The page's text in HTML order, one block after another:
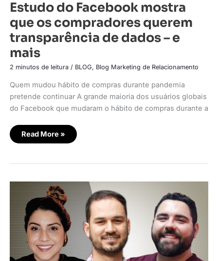
Estudo do Facebook mostra
que os compradores querem
transparência de dados – e
mais
2 minutos de leitura / BLOG, Blog Marketing de Relacionamento
Quem mudou hábito de compras durante pandemia
pretende continuar A grande maioria dos usuários globais
do Facebook que mudaram o hábito de compras durante a
Read More »
O
marketing
comunidade,
de
creators
e
influencers